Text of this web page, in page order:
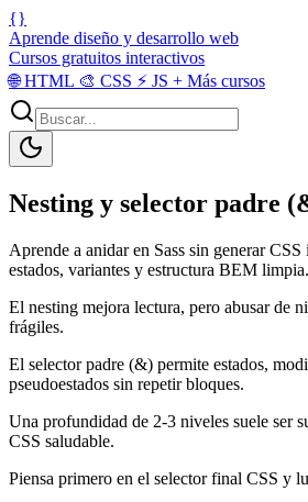
{}
Aprende diseño y desarrollo web
Cursos gratuitos interactivos
🌐HTML 🎨 CSS ⚡ JS + Más cursos
Nesting y selector padre
Aprende a anidar en Sass sin generar
estados, variantes y estructura BEM limpia.
El nesting mejora lectura, pero abusar de
frágiles.
El selector padre (&) permite estados,
pseudoestados sin repetir bloques.
Una profundidad de 2-3 niveles suele ser
CSS saludable.
Piensa primero en el selector final CSS y